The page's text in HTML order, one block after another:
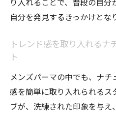
パーマの維持とケ
毎日使えるスタイリ
髪質に合わせたナチュ
髪質に合ったウェ
ダメージを抑える
適切な施術で得ら
自分を発見するきっかけとな
トレンド感を取り入れるナ
ト
メンズパーマの中でも、ナ
感を簡単に取り入れられるス
ブが、洗練された印象を与